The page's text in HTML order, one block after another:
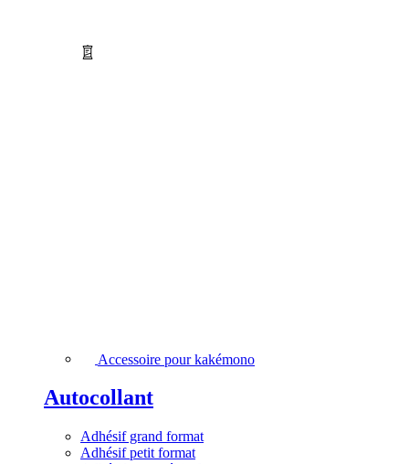
Accessoire pour kakémono
Autocollant
Adhésif grand format
Adhésif petit format